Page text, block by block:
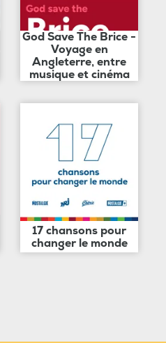
God Save The Brice -
Voyage en
Angleterre, entre
musique et cinéma
17 chansons pour
changer le monde